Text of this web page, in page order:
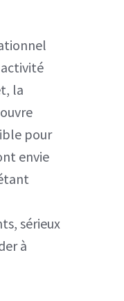
la
pour
envie
sérieux
à